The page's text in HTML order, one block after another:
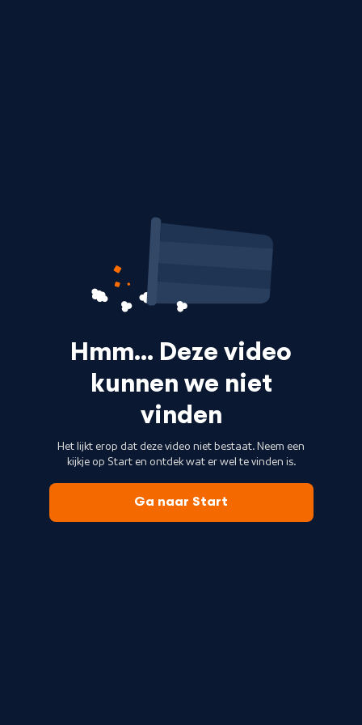
Hmm… Deze video
kunnen we niet
vinden
Het lijkt erop dat deze video niet bestaat. Neem een
kijkje op Start en ontdek wat er wel te vinden is.
Ga naar Start